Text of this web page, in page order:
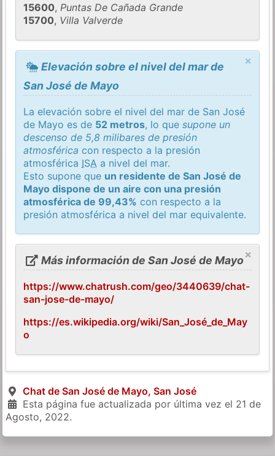
15600,Puntas De Cañada Grande
15700, Villa Valverde
×
Elevación sobre el nivel del mar de
San José de Mayo
La elevación sobre el nivel del mar de San José
de Mayo es de 52 metros, lo quesupone un
descenso de 5,8 milibares de presión
atmosférica con respecto a la presión
atmosférica ISA a nivel del mar.
Esto supone que un residente de San José de
Mayo dispone de un aire con una presión
atmosférica de 99,43% con respecto a la
presión atmosférica a nivel del mar equivalente.
×
Más información de San José de Mayo
https://www.chatrush.com/geo/3440639/chat-
san-jose-de-mayo/
https://es.wikipedia.org/wiki/San_José_de_May
o
Chat de San José de Mayo, San José
Esta página fue actualizada por última vez el 21 de
Agosto, 2022.